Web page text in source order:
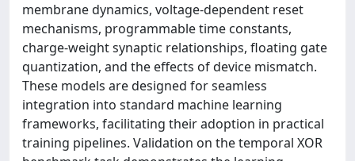
membrane dynamics, voltage-dependent reset
mechanisms, programmable time constants,
charge-weight synaptic relationships, floating gate
quantization, and the effects of device mismatch.
These models are designed for seamless
integration into standard machine learning
frameworks, facilitating their adoption in practical
training pipelines. Validation on the temporal XOR